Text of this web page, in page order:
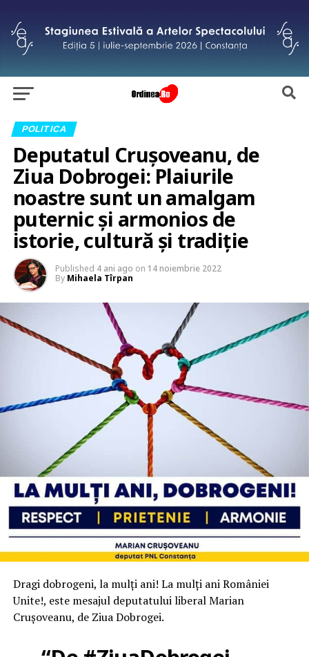
POLITICA
Deputatul Crușoveanu, de
Ziua Dobrogei: Plaiurile
noastre sunt un amalgam
puternic şi armonios de
istorie, cultură și tradiție
Published 4 ani ago on 14 noiembrie 2022
By Mihaela Tîrpan
Dragi dobrogeni, la mulți ani! La mulți ani României
Unite!, este mesajul deputatului liberal Marian
Crușoveanu, de Ziua Dobrogei.